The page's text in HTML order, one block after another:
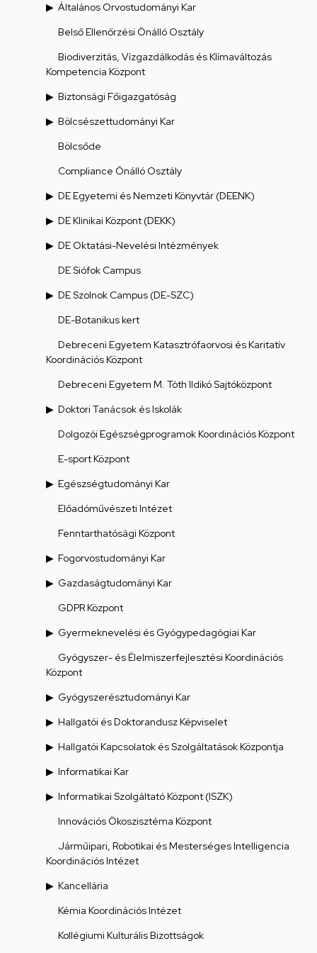
Általános Orvostudományi Kar
Belső Ellenőrzési Önálló Osztály
Biodiverzitás, Vízgazdálkodás és Klímaváltozás
Kompetencia Központ
Biztonsági Főigazgatóság
Bölcsészettudományi Kar
Bölcsőde
Compliance Önálló Osztály
DE Egyetemi és Nemzeti Könyvtár (DEENK)
DE Klinikai Központ (DEKK)
DE Oktatási-Nevelési Intézmények
DE Siófok Campus
DE Szolnok Campus (DE-SZC)
DE-Botanikus kert
Debreceni Egyetem Katasztrófaorvosi és Karitatív
Koordinációs Központ
Debreceni Egyetem M. Tóth Ildikó Sajtóközpont
Doktori Tanácsok és Iskolák
Dolgozói Egészségprogramok Koordinációs Központ
E-sport Központ
Egészségtudományi Kar
Előadóművészeti Intézet
Fenntarthatósági Központ
Fogorvostudományi Kar
Gazdaságtudományi Kar
GDPR Központ
Gyermeknevelési és Gyógypedagógiai Kar
Gyógyszer- és Élelmiszerfejlesztési Koordinációs
Központ
Gyógyszerésztudományi Kar
Hallgatói és Doktorandusz Képviselet
Hallgatói Kapcsolatok és Szolgáltatások Központja
Informatikai Kar
Informatikai Szolgáltató Központ (ISZK)
Innovációs Ökoszisztéma Központ
Járműipari, Robotikai és Mesterséges Intelligencia
Koordinációs Intézet
Kancellária
Kémia Koordinációs Intézet
Kollégiumi Kulturális Bizottságok